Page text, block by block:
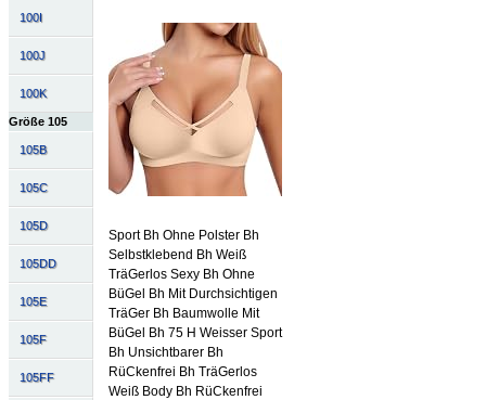
100I
100J
100K
Größe 105
105B
105C
105D
105DD
105E
105F
105FF
Sport Bh Ohne Polster Bh
Selbstklebend Bh Weiß
TräGerlos Sexy Bh Ohne
BüGel Bh Mit Durchsichtigen
TräGer Bh Baumwolle Mit
BüGel Bh 75 H Weisser Sport
Bh Unsichtbarer Bh
RüCkenfrei Bh TräGerlos
Weiß Body Bh RüCkenfrei